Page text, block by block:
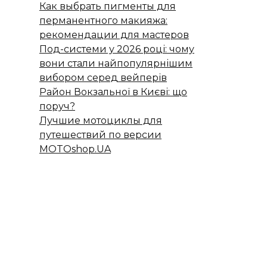
Как выбрать пигменты для
перманентного макияжа:
рекомендации для мастеров
Под-системи у 2026 році: чому
вони стали найпопулярнішим
вибором серед вейперів
Район Вокзальної в Києві: що
поруч?
Лучшие мотоциклы для
путешествий по версии
MOTOshop.UA